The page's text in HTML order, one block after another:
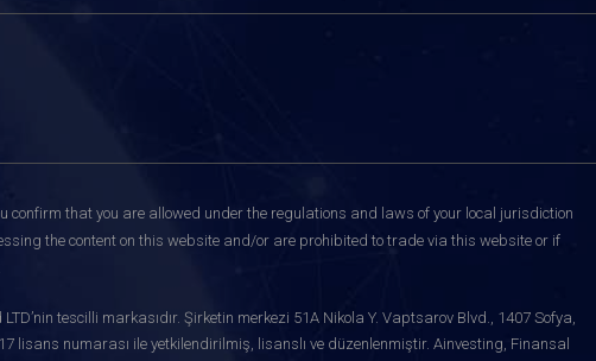
confirm that you are allowed under the regulations and laws of your local jurisdiction
the content on this website and/or are prohibited to trade via this website or if
tescilli markasıdır. Şirketin merkezi 51A Nikola Y. Vaptsarov Blvd., 1407 Sofya,
lisans numarası ile yetkilendirilmiş, lisanslı ve düzenlenmiştir. Ainvesting, Finansal